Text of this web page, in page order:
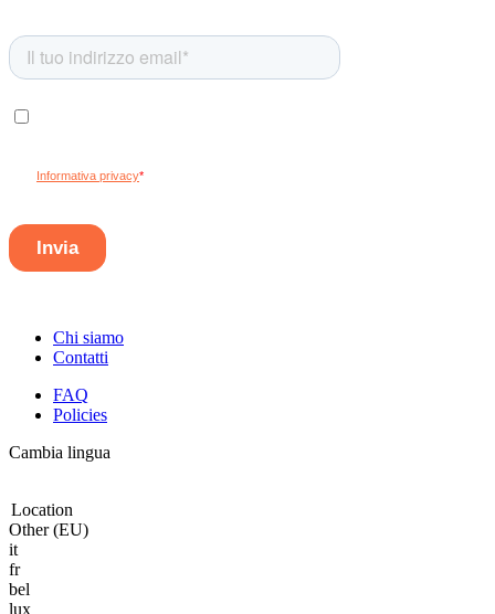
Chi siamo
Contatti
FAQ
Policies
Cambia lingua
Location
Other (EU)
it
fr
bel
lux